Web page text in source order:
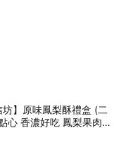
】原味鳳梨酥禮盒 (二
心 香濃好吃 鳳梨果肉
禮 送禮推薦